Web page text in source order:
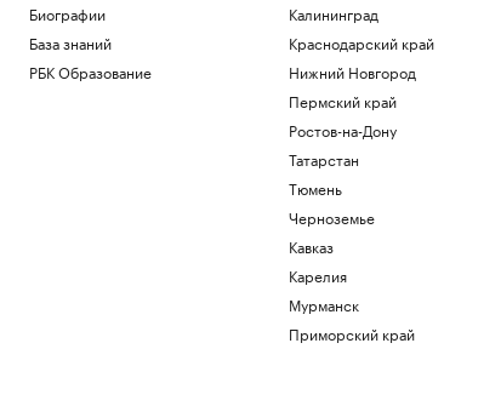
Двух девочек после атаки БПЛА под
Геленджиком доставили в больницу
Москвы
Биографии
База знаний
РБК Образование
Калининград
Краснодарский край
Нижний Новгород
Пермский край
Ростов-на-Дону
Татарстан
Тюмень
Черноземье
Кавказ
Карелия
Мурманск
Приморский край